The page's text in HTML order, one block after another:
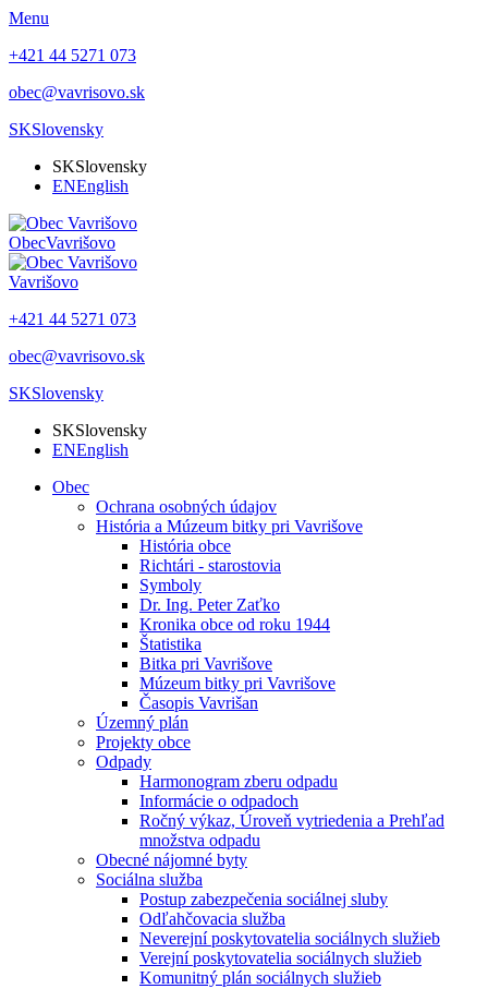
Menu
+421 44 5271 073
obec@vavrisovo.sk
SKSlovensky
SKSlovensky
ENEnglish
ObecVavrišovo
Vavrišovo
+421 44 5271 073
obec@vavrisovo.sk
SKSlovensky
SKSlovensky
ENEnglish
Obec
Ochrana osobných údajov
História a Múzeum bitky pri Vavrišove
História obce
Richtári - starostovia
Symboly
Dr. Ing. Peter Zaťko
Kronika obce od roku 1944
Štatistika
Bitka pri Vavrišove
Múzeum bitky pri Vavrišove
Časopis Vavrišan
Územný plán
Projekty obce
Odpady
Harmonogram zberu odpadu
Informácie o odpadoch
Ročný výkaz, Úroveň vytriedenia a Prehľad
množstva odpadu
Obecné nájomné byty
Sociálna služba
Postup zabezpečenia sociálnej sluby
Odľahčovacia služba
Neverejní poskytovatelia sociálnych služieb
Verejní poskytovatelia sociálnych služieb
Komunitný plán sociálnych služieb